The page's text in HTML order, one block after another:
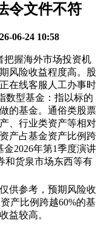
令文件不符
06-24 10:58
握海外市场投资机
风险收益程度高。股
在线客服人工办事时
数型基金：指以标的
的基金。通俗类股票
、行业类资产等相对
产占基金资产比例跨
2026年第1季度演讲
和货泉市场东西等有
供参考，预期风险收
产比例跨越60%的基
益较高。